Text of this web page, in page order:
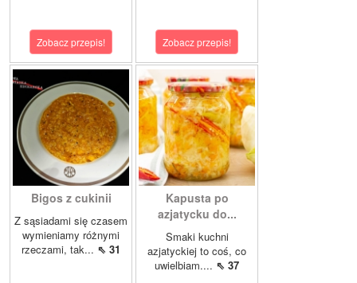
Zobacz przepis! Zobacz przepis!
Bigos z cukinii
Z sąsiadami się czasem
wymieniamy różnymi
rzeczami, tak... ⇖ 31
Kapusta po
azjatycku do...
Smaki kuchni
azjatyckiej to coś, co
uwielbiam.... ⇖ 37